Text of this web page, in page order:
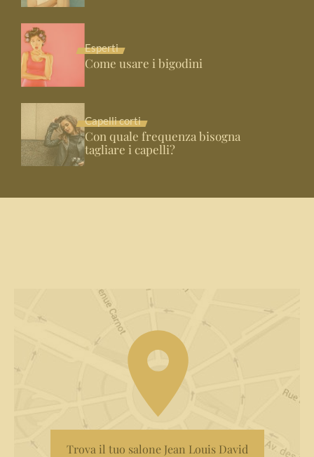
Esperti
Come usare i bigodini
Capelli corti
Con quale frequenza bisogna
tagliare i capelli?
Trova il tuo salone Jean Louis David